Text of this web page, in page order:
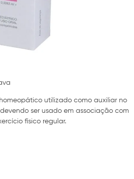
utilizado como auxiliar no
ser usado em associação com
físico regular.